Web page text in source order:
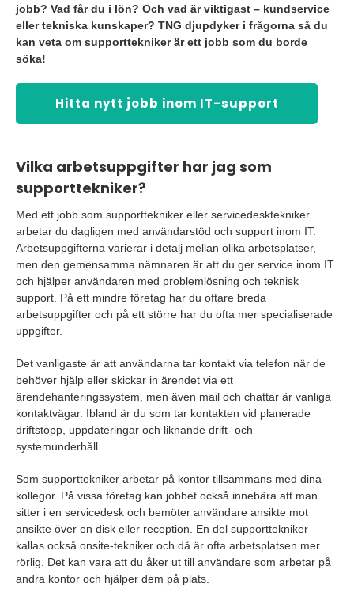
jobb? Vad får du i lön? Och vad är viktigast – kundservice
eller tekniska kunskaper? TNG djupdyker i frågorna så du
kan veta om supporttekniker är ett jobb som du borde
söka!
Hitta nytt jobb inom IT-support
Vilka arbetsuppgifter har jag som
supporttekniker?
Med ett jobb som supporttekniker eller servicedesktekniker
arbetar du dagligen med användarstöd och support inom IT.
Arbetsuppgifterna varierar i detalj mellan olika arbetsplatser,
men den gemensamma nämnaren är att du ger service inom IT
och hjälper användaren med problemlösning och teknisk
support. På ett mindre företag har du oftare breda
arbetsuppgifter och på ett större har du ofta mer specialiserade
uppgifter.
Det vanligaste är att användarna tar kontakt via telefon när de
behöver hjälp eller skickar in ärendet via ett
ärendehanteringssystem, men även mail och chattar är vanliga
kontaktvägar. Ibland är du som tar kontakten vid planerade
driftstopp, uppdateringar och liknande drift- och
systemunderhåll.
Som supporttekniker arbetar på kontor tillsammans med dina
kollegor. På vissa företag kan jobbet också innebära att man
sitter i en servicedesk och bemöter användare ansikte mot
ansikte över en disk eller reception. En del supporttekniker
kallas också onsite-tekniker och då är ofta arbetsplatsen mer
rörlig. Det kan vara att du åker ut till användare som arbetar på
andra kontor och hjälper dem på plats.